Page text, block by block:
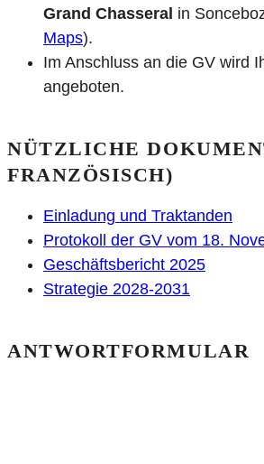
Grand Chasseral in
Maps).
Im Anschluss an die GV wird
angeboten.
NÜTZLICHE
FRANZÖSISCH)
Einladung und Traktanden
Protokoll der GV vom 18.
Geschäftsbericht 2025
Strategie 2028-2031
ANTWORTFORMULAR